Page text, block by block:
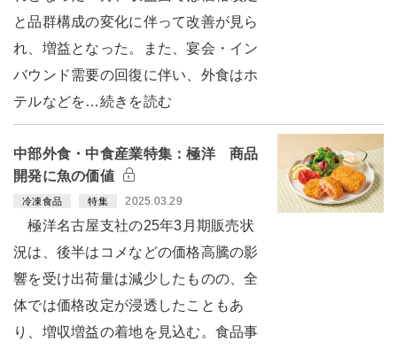
と品群構成の変化に伴って改善が見ら
れ、増益となった。また、宴会・イン
バウンド需要の回復に伴い、外食はホ
テルなどを…続きを読む
中部外食・中食産業特集：極洋 商品
開発に魚の価値
冷凍食品 特集 2025.03.29
極洋名古屋支社の25年3月期販売状
況は、後半はコメなどの価格高騰の影
響を受け出荷量は減少したものの、全
体では価格改定が浸透したこともあ
り、増収増益の着地を見込む。食品事